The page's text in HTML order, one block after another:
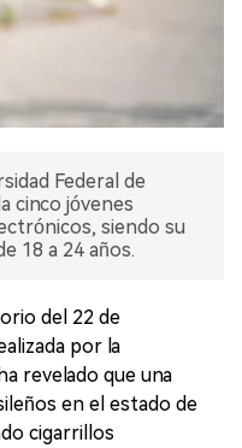
Federal de
cinco jóvenes
siendo su
18 a 24 años.
del 22 de
por la
revelado que una
en el estado de
cigarrillos